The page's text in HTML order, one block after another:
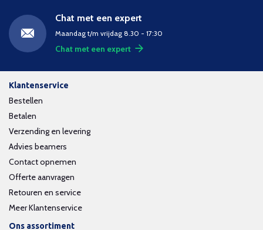
Chat met een expert
Maandag t/m vrijdag 8.30 - 17:30
Chat met een expert
Klantenservice
Bestellen
Betalen
Verzending en levering
Advies beamers
Contact opnemen
Offerte aanvragen
Retouren en service
Meer Klantenservice
Ons assortiment